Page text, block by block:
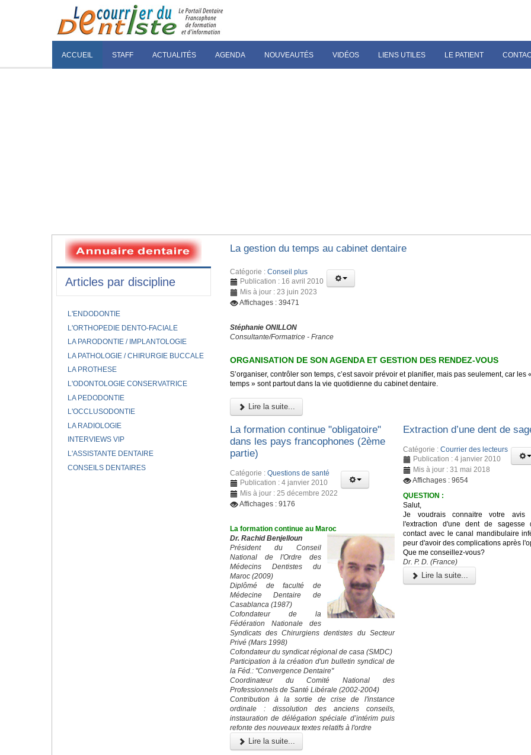
ACCUEIL STAFF ACTUALITÉS AGENDA NOUVEAUTÉS VIDÉOS LIENS UTILES LE PATIENT
La gestion du temps au cabinet dentaire
Catégorie : Conseil plus
Publication : 16 avril 2010
Mis à jour : 23 juin 2023
Affichages : 39471
Stéphanie ONILLON
Consultante/Formatrice - France
ORGANISATION DE SON AGENDA ET GESTION DES RENDEZ-VOUS
S’organiser, contrôler son temps, c’est savoir prévoir et planifier, mais pas seulement, car les
temps » sont partout dans la vie quotidienne du cabinet dentaire.
Lire la suite...
La formation continue "obligatoire"
dans les pays francophones (2ème
partie)
Catégorie : Questions de santé
Publication : 4 janvier 2010
Mis à jour : 25 décembre 2022
Affichages : 9176
La formation continue au Maroc
Dr. Rachid Benjelloun
Président du Conseil
National de l'Ordre des
Médecins Dentistes du
Maroc (2009)
Diplômé de faculté de
Médecine Dentaire de
Casablanca (1987)
Cofondateur de la
Fédération Nationale des
Syndicats des Chirurgiens dentistes du Secteur
Privé (Mars 1998)
Cofondateur du syndicat régional de casa (SMDC)
Participation à la création d'un bulletin syndical de
la Féd.: "Convergence Dentaire"
Coordinateur du Comité National des
Professionnels de Santé Libérale (2002-2004)
Contribution à la sortie de crise de l'instance
ordinale : dissolution des anciens conseils,
instauration de délégation spéciale d’intérim puis
refonte des nouveaux textes relatifs à l'ordre
Lire la suite...
Extraction d’une dent de
Catégorie :Courrier des lecteurs
Publication : 4 janvier 2010
Mis à jour : 31 mai 2018
Affichages : 9654
QUESTION :
Salut,
Je voudrais connaitre votre avis
l'extraction d'une dent de
contact avec le canal mandibulaire
peur d'avoir des complications après
Que me conseillez-vous?
Dr. P. D. (France)
Lire la suite...
Articles par discipline
L'ENDODONTIE
L'ORTHOPEDIE DENTO-FACIALE
LA PARODONTIE / IMPLANTOLOGIE
LA PATHOLOGIE / CHIRURGIE BUCCALE
LA PROTHESE
L'ODONTOLOGIE CONSERVATRICE
LA PEDODONTIE
L'OCCLUSODONTIE
LA RADIOLOGIE
INTERVIEWS VIP
L'ASSISTANTE DENTAIRE
CONSEILS DENTAIRES